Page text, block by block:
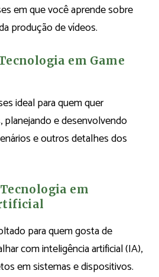
em que você aprende sobre
produção de vídeos.
em Game
ideal para quem quer
planejando e desenvolvendo
e outros detalhes dos
em
para quem gosta de
com inteligência artificial (IA),
em sistemas e dispositivos.